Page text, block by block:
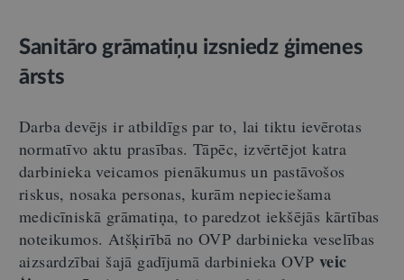
Sanitāro grāmatiņu izsniedz ģimenes
ārsts
Darba devējs ir atbildīgs par to, lai tiktu ievērotas
normatīvo aktu prasības. Tāpēc, izvērtējot katra
darbinieka veicamos pienākumus un pastāvošos
riskus, nosaka personas, kurām nepieciešama
medicīniskā grāmatiņa, to paredzot iekšējās kārtības
noteikumos. Atšķirībā no OVP darbinieka veselības
aizsardzībai šajā gadījumā darbinieka OVP veic